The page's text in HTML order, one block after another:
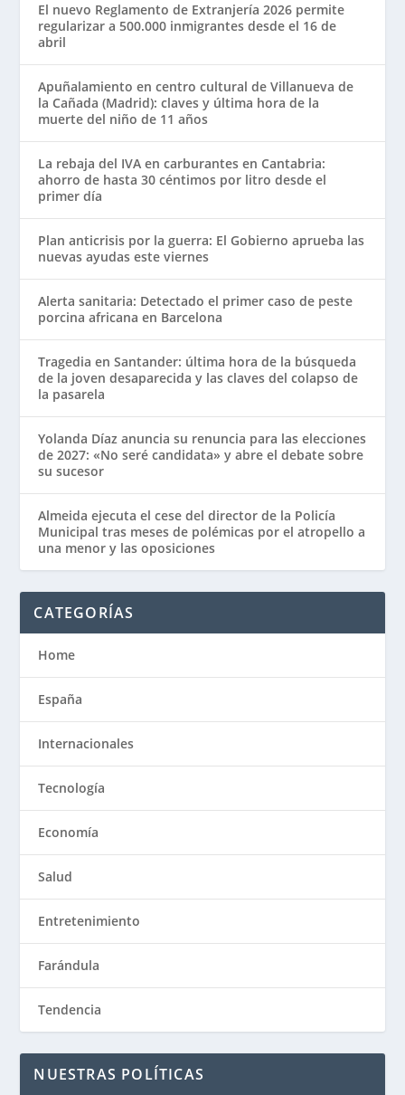
El nuevo Reglamento de Extranjería 2026 permite
regularizar a 500.000 inmigrantes desde el 16 de
abril
Apuñalamiento en centro cultural de Villanueva de
la Cañada (Madrid): claves y última hora de la
muerte del niño de 11 años
La rebaja del IVA en carburantes en Cantabria:
ahorro de hasta 30 céntimos por litro desde el
primer día
Plan anticrisis por la guerra: El Gobierno aprueba las
nuevas ayudas este viernes
Alerta sanitaria: Detectado el primer caso de peste
porcina africana en Barcelona
Tragedia en Santander: última hora de la búsqueda
de la joven desaparecida y las claves del colapso de
la pasarela
Yolanda Díaz anuncia su renuncia para las elecciones
de 2027: «No seré candidata» y abre el debate sobre
su sucesor
Almeida ejecuta el cese del director de la Policía
Municipal tras meses de polémicas por el atropello a
una menor y las oposiciones
CATEGORÍAS
Home
España
Internacionales
Tecnología
Economía
Salud
Entretenimiento
Farándula
Tendencia
NUESTRAS POLÍTICAS